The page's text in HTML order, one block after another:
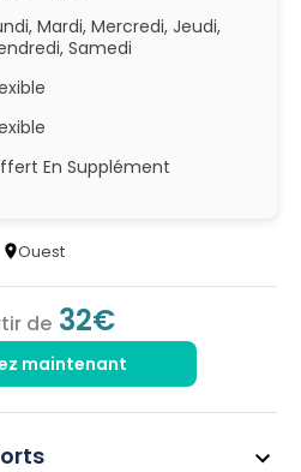
Mardi, Mercredi, Jeudi,
Samedi
En Supplément
Ouest
de 32€
maintenant